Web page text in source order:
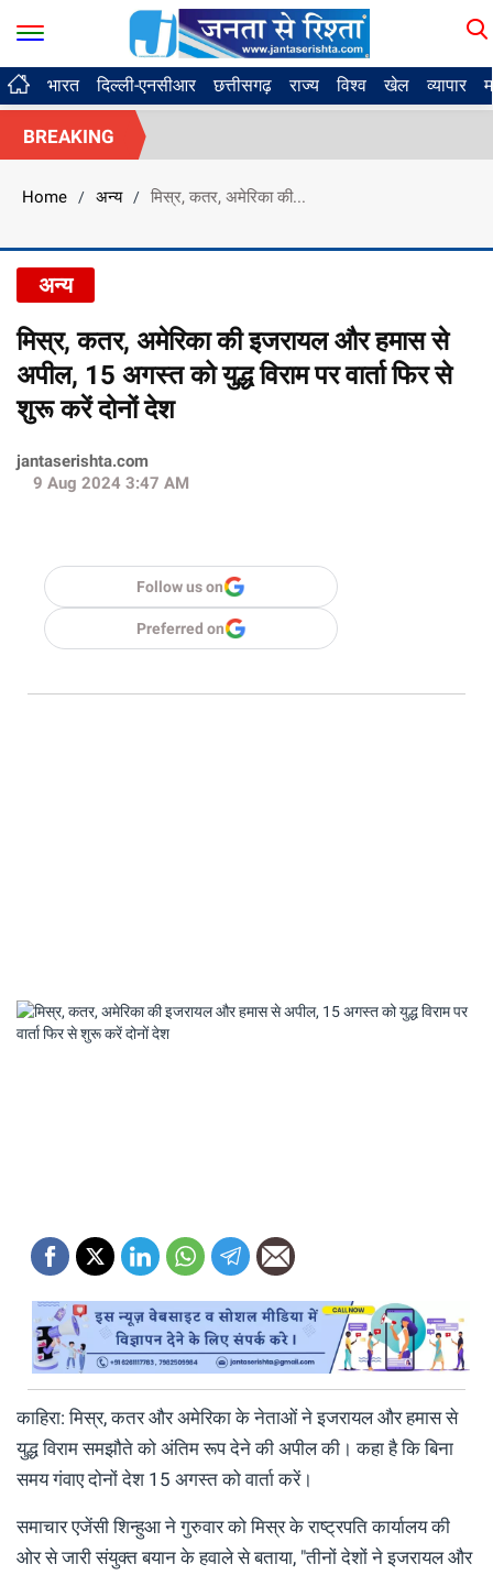
भारत दिल्ली-एनसीआर छत्तीसगढ़ राज्य विश्व खेल व्यापार
BREAKING
Home / अन्य / मिस्र, कतर, अमेरिका की...
अन्य
मिस्र, कतर, अमेरिका की इजरायल और हमास से
अपील, 15 अगस्त को युद्ध विराम पर वार्ता फिर से
शुरू करें दोनों देश
jantaserishta.com
9 Aug 2024 3:47 AM
Follow us on
Preferred on
काहिरा: मिस्र, कतर और अमेरिका के नेताओं ने इजरायल और हमास से
युद्ध विराम समझौते को अंतिम रूप देने की अपील की। कहा है कि बिना
समय गंवाए दोनों देश 15 अगस्त को वार्ता करें।
समाचार एजेंसी शिन्हुआ ने गुरुवार को मिस्र के राष्ट्रपति कार्यालय की
ओर से जारी संयुक्त बयान के हवाले से बताया, "तीनों देशों ने इजरायल और